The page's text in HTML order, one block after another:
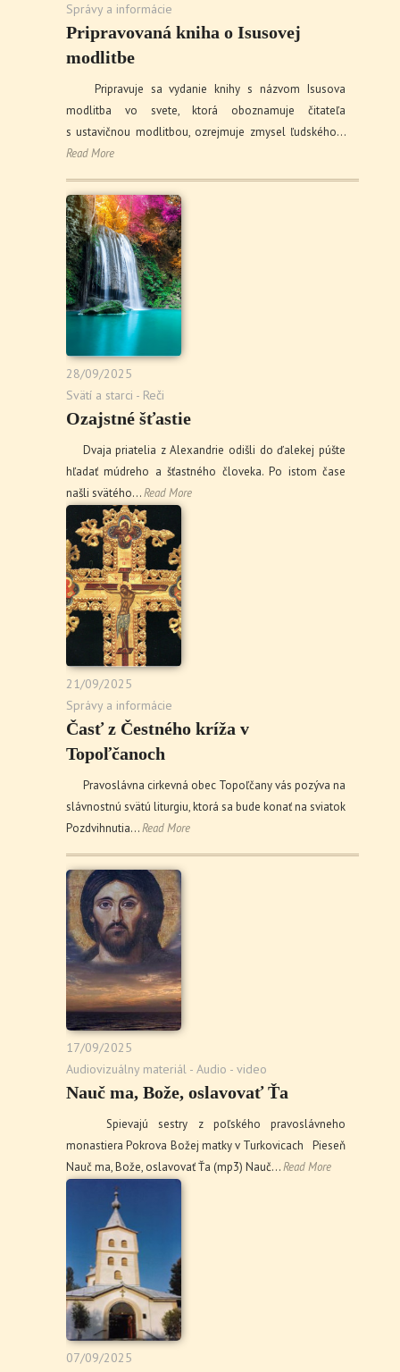
Správy a informácie
Pripravovaná kniha o Isusovej
modlitbe
Pripravuje sa vydanie knihy s názvom Isusova
modlitba vo svete, ktorá oboznamuje čitateľa
s ustavičnou modlitbou, ozrejmuje zmysel ľudského…
Read More
28/09/2025
Svätí a starci - Reči
Ozajstné šťastie
Dvaja priatelia z Alexandrie odišli do ďalekej púšte
hľadať múdreho a šťastného človeka. Po istom čase
našli svätého…Read More
21/09/2025
Správy a informácie
Časť z Čestného kríža v
Topoľčanoch
Pravoslávna cirkevná obec Topoľčany vás pozýva na
slávnostnú svätú liturgiu, ktorá sa bude konať na sviatok
Pozdvihnutia…Read More
17/09/2025
Audiovizuálny materiál - Audio - video
Nauč ma, Bože, oslavovať Ťa
Spievajú sestry z poľského pravoslávneho
monastiera Pokrova Božej matky v Turkovicach Pieseň
Nauč ma, Bože, oslavovať Ťa (mp3) Nauč…Read More
07/09/2025